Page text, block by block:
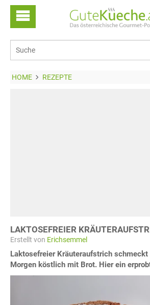
HOME REZEPTE
LAKTOSEFREIER
Erstellt von Erichsemmel
Laktosefreier Kräuteraufstrich
Morgen köstlich mit Brot. Hier ein